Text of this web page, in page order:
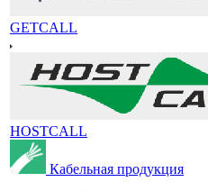
GETCALL
HOSTCALL
Кабельная продукция